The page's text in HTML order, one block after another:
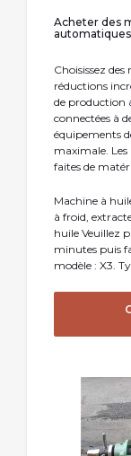
Acheter des
automatiques
Choisissez
réductions
de production
connectées à
équipements
maximale.
faites de
Machine à
à froid,
huile Veuillez
minutes puis
modèle : X3.